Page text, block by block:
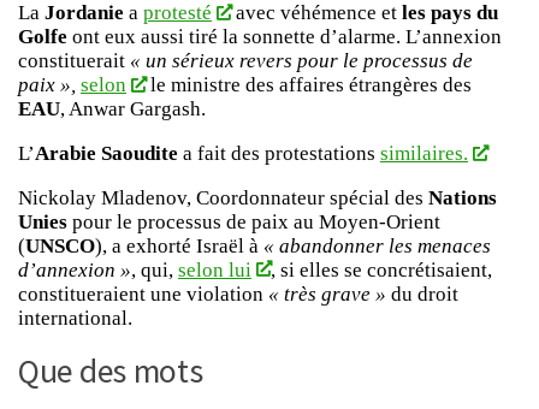
La Jordanie a protesté avec véhémence et les pays du
Golfe ont eux aussi tiré la sonnette d’alarme. L’annexion
constituerait « un sérieux revers pour le processus de
paix », selon
le ministre des affaires étrangères des
EAU, Anwar Gargash.
L’Arabie Saoudite a fait des protestations similaires.
Nickolay Mladenov, Coordonnateur spécial des Nations
Unies pour le processus de paix au Moyen-Orient
(UNSCO), a exhorté Israël à « abandonner les menaces
d’annexion », qui, selon lui
, si elles se concrétisaient,
constitueraient une violation « très grave » du droit
international.
Que des mots